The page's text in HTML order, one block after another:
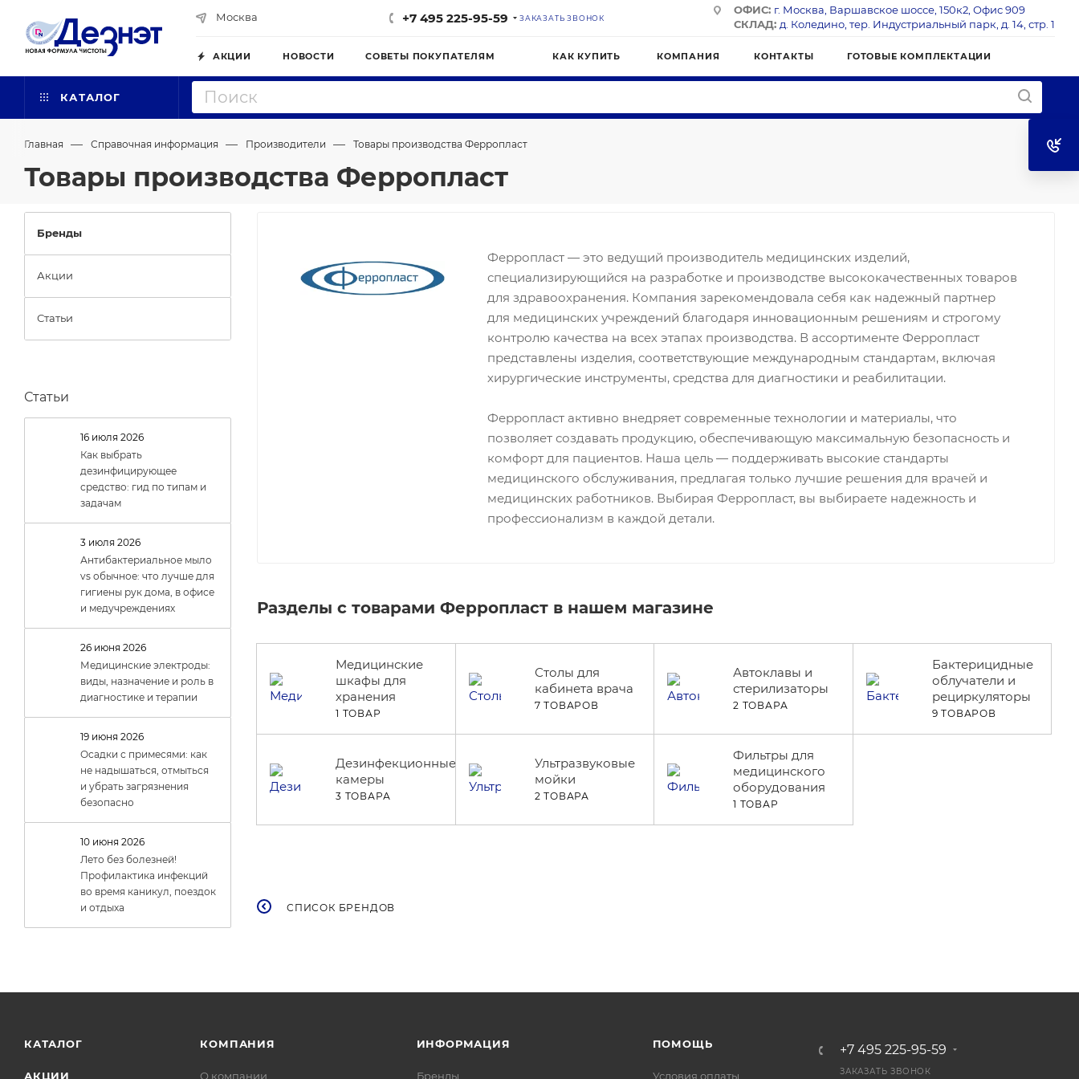
Москва +7 495 225-95-59 ЗАКАЗАТЬ ЗВОНОК
ОФИС: г. Москва, Варшавское шоссе, 150к2, Офис 909
СКЛАД: д. Коледино, тер. Индустриальный парк, д. 14, стр. 1
АКЦИИ НОВОСТИ СОВЕТЫ ПОКУПАТЕЛЯМ КАК КУПИТЬ КОМПАНИЯ КОНТАКТЫ ГОТОВЫЕ КОМПЛЕКТАЦИИ
КАТАЛОГ
Главная — Справочная информация — Производители — Товары производства Ферропласт
Товары производства Ферропласт
Ферропласт — это ведущий производитель медицинских изделий,
специализирующийся на разработке и производстве высококачественных товаров
для здравоохранения. Компания зарекомендовала себя как надежный партнер
для медицинских учреждений благодаря инновационным решениям и строгому
контролю качества на всех этапах производства. В ассортименте Ферропласт
представлены изделия, соответствующие международным стандартам, включая
хирургические инструменты, средства для диагностики и реабилитации.
Ферропласт активно внедряет современные технологии и материалы, что
позволяет создавать продукцию, обеспечивающую максимальную безопасность и
комфорт для пациентов. Наша цель — поддерживать высокие стандарты
медицинского обслуживания, предлагая только лучшие решения для врачей и
медицинских работников. Выбирая Ферропласт, вы выбираете надежность и
профессионализм в каждой детали.
Разделы с товарами Ферропласт в нашем магазине
Медицинские
шкафы для
хранения
1 ТОВАР
Столы для
кабинета врача
7 ТОВАРОВ
Автоклавы и
стерилизаторы
2 ТОВАРА
Бактерицидные
облучатели и
рециркуляторы
9 ТОВАРОВ
Дезинфекционные
камеры
3 ТОВАРА
Ультразвуковые
мойки
2 ТОВАРА
Фильтры для
медицинского
оборудования
1 ТОВАР
СПИСОК БРЕНДОВ
Бренды
Акции
Статьи
Статьи
16 июля 2026
Как выбрать
дезинфицирующее
средство: гид по типам и
задачам
3 июля 2026
Антибактериальное мыло
vs обычное: что лучше для
гигиены рук дома, в офисе
и медучреждениях
26 июня 2026
Медицинские электроды:
виды, назначение и роль в
диагностике и терапии
19 июня 2026
Осадки с примесями: как
не надышаться, отмыться
и убрать загрязнения
безопасно
10 июня 2026
Лето без болезней!
Профилактика инфекций
во время каникул, поездок
и отдыха
КАТАЛОГ
АКЦИИ
КОМПАНИЯ
О компании
ИНФОРМАЦИЯ
Бренды
ПОМОЩЬ
Условия оплаты
+7 495 225-95-59
ЗАКАЗАТЬ ЗВОНОК